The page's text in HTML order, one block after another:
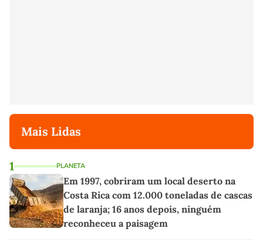
Mais Lidas
1 PLANETA
Em 1997, cobriram um local deserto na
Costa Rica com 12.000 toneladas de cascas
de laranja; 16 anos depois, ninguém
reconheceu a paisagem